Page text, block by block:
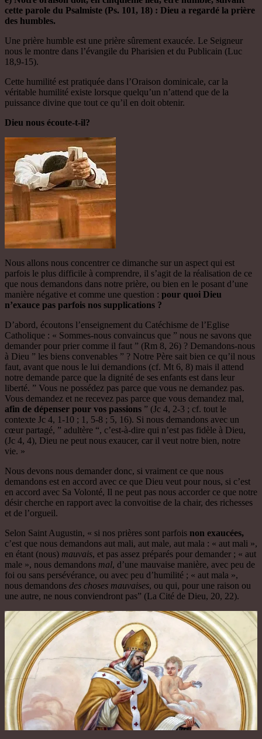
cette parole du Psalmiste (Ps. 101, 18) : Dieu a regardé la prière
des humbles.
Une prière humble est une prière sûrement exaucée. Le Seigneur
nous le montre dans l’évangile du Pharisien et du Publicain (Luc
18,9-15).
Cette humilité est pratiquée dans l’Oraison dominicale, car la
véritable humilité existe lorsque quelqu’un n’attend que de la
puissance divine que tout ce qu’il en doit obtenir.
Dieu nous écoute-t-il?
Nous allons nous concentrer ce dimanche sur un aspect qui est
parfois le plus difficile à comprendre, il s’agit de la réalisation de ce
que nous demandons dans notre prière, ou bien en le posant d’une
manière négative et comme une question : pour quoi Dieu
n’exauce pas parfois nos supplications ?
D’abord, écoutons l’enseignement du Catéchisme de l’Eglise
Catholique : « Sommes-nous convaincus que ” nous ne savons que
demander pour prier comme il faut ” (Rm 8, 26) ? Demandons-nous
à Dieu ” les biens convenables ” ? Notre Père sait bien ce qu’il nous
faut, avant que nous le lui demandions (cf. Mt 6, 8) mais il attend
notre demande parce que la dignité de ses enfants est dans leur
liberté. ” Vous ne possédez pas parce que vous ne demandez pas.
Vous demandez et ne recevez pas parce que vous demandez mal,
afin de dépenser pour vos passions ” (Jc 4, 2-3 ; cf. tout le
contexte Jc 4, 1-10 ; 1, 5-8 ; 5, 16). Si nous demandons avec un
cœur partagé, ” adultère “, c’est-à-dire qui n’est pas fidèle à Dieu,
(Jc 4, 4), Dieu ne peut nous exaucer, car il veut notre bien, notre
vie. »
Nous devons nous demander donc, si vraiment ce que nous
demandons est en accord avec ce que Dieu veut pour nous, si c’est
en accord avec Sa Volonté, Il ne peut pas nous accorder ce que notre
désir cherche en rapport avec la convoitise de la chair, des richesses
et de l’orgueil.
Selon Saint Augustin, « si nos prières sont parfois non exaucées,
c’est que nous demandons aut mali, aut male, aut mala : « aut mali »,
en étant (nous) mauvais, et pas assez préparés pour demander ; « aut
male », nous demandons mal, d’une mauvaise manière, avec peu de
foi ou sans persévérance, ou avec peu d’humilité ; « aut mala »,
nous demandons des choses mauvaises, ou qui, pour une raison ou
une autre, ne nous conviendront pas” (La Cité de Dieu, 20, 22).